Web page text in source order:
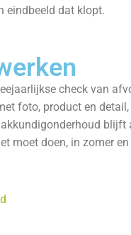
eindbeeld dat klopt.
check van
foto, product en
blijft
doen, in zomer en